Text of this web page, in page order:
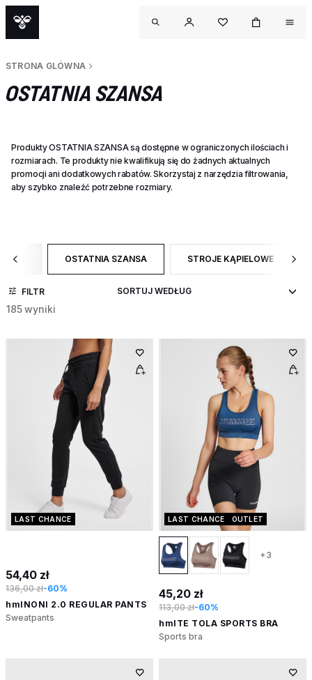
STRONA GLÓWNA
OSTATNIA SZANSA
Produkty OSTATNIA SZANSA są dostępne w ograniczonych ilościach i
rozmiarach. Te produkty nie kwalifikują się do żadnych aktualnych
promocji ani dodatkowych rabatów. Skorzystaj z narzędzia filtrowania,
aby szybko znaleźć potrzebne rozmiary.
CAMPAIGN PAGES
OSTATNIA SZANSAWYBRANY OBECNIE ZAWĘŻONO DO CATEGORY:
STROJE KĄPIELOWE
ZAWĘŹ DO RODZAJ
FILTR
185 wyniki
LAST CHANCE
54,40 zł
136,00 zł-60%
hmlNONI 2.0 REGULAR PANTS
Sweatpants
LAST CHANCE OUTLET
+3
45,20 zł
113,00 zł-60%
hmlTE TOLA SPORTS BRA
Sports bra